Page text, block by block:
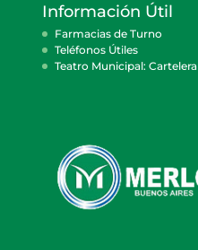
Información Útil
Farmacias de Turno
Teléfonos Útiles
Teatro Municipal: Cartelera